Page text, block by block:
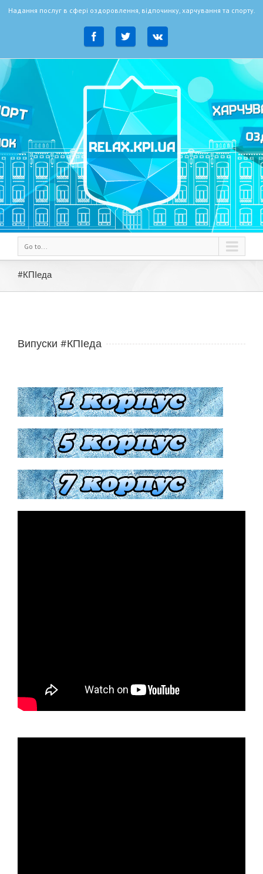
Надання послуг в сфері оздоровлення, відпочинку, харчування та спорту.
Go to...
#КПІеда
Випуски #КПІеда